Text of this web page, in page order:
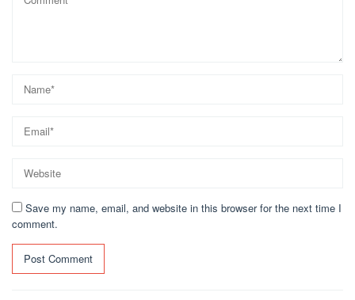
Save my name, email, and website in this browser for the next time I
comment.